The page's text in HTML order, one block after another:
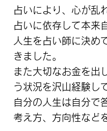
占いにより、心が乱
占いに依存して本来
人生を占い師に決め
きました。
また大切なお金を出
う状況を沢山経験し
自分の人生は自分で
考え方、方向性など